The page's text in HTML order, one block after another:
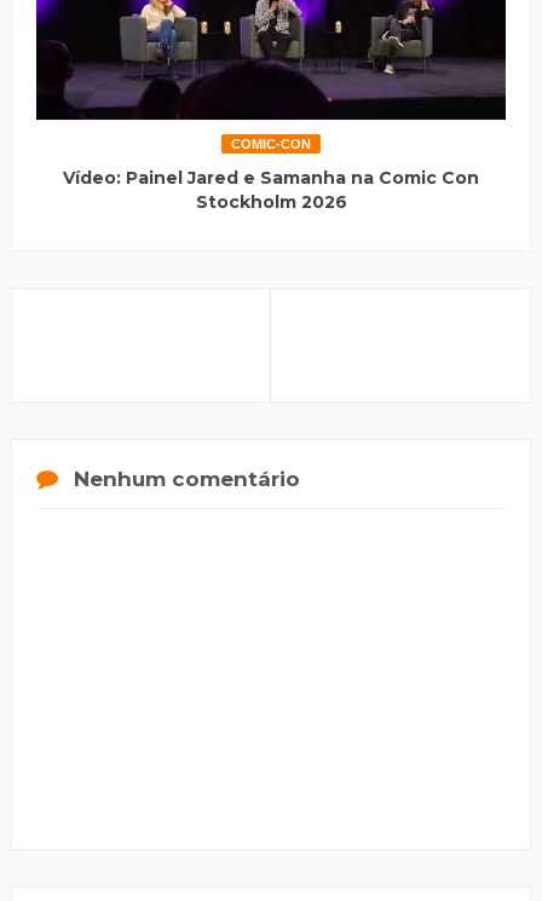
COMIC-CON
Vídeo: Painel Jared e Samanha na Comic Con
Stockholm 2026
Nenhum comentário